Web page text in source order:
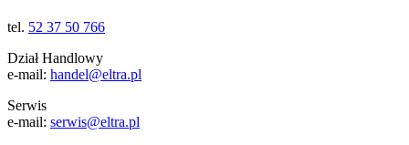
tel. 52 37 50 766
Dział Handlowy
e-mail: handel@eltra.pl
Serwis
e-mail: serwis@eltra.pl